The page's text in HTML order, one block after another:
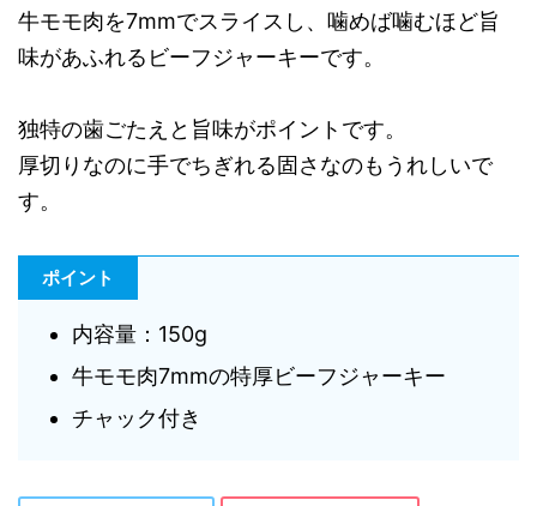
牛モモ肉を7mmでスライスし、噛めば噛むほど旨
味があふれるビーフジャーキーです。
独特の歯ごたえと旨味がポイントです。
厚切りなのに手でちぎれる固さなのもうれしいで
す。
ポイント
内容量：150g
牛モモ肉7mmの特厚ビーフジャーキー
チャック付き